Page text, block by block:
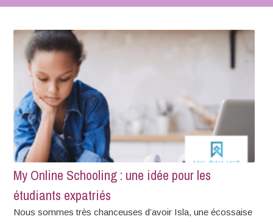
My Online Schooling : une idée pour les
étudiants expatriés
Nous sommes très chanceuses d’avoir Isla, une écossaise